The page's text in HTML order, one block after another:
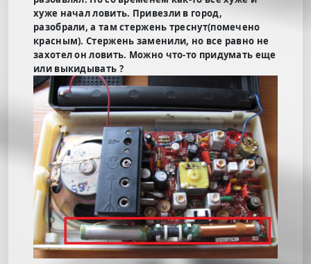
хуже начал ловить. Привезли в город,
разобрали, а там стержень треснут(помечено
красным). Стержень заменили, но все равно не
захотел он ловить. Можно что-то придумать еще
или выкидывать ?